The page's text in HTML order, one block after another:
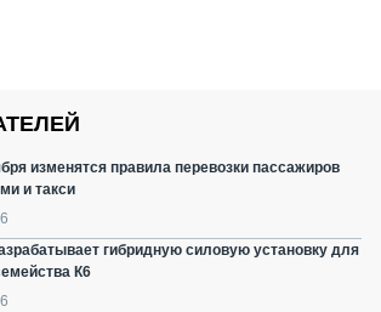
изменятся правила перевозки пассажиров
и такси
гибридную силовую установку для
К6